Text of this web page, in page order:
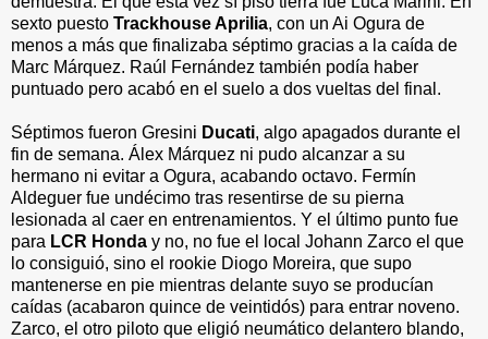
sexto puesto Trackhouse Aprilia, con un Ai Ogura de
menos a más que finalizaba séptimo gracias a la caída de
Marc Márquez. Raúl Fernández también podía haber
puntuado pero acabó en el suelo a dos vueltas del final.
Séptimos fueron Gresini Ducati, algo apagados durante el
fin de semana. Álex Márquez ni pudo alcanzar a su
hermano ni evitar a Ogura, acabando octavo. Fermín
Aldeguer fue undécimo tras resentirse de su pierna
lesionada al caer en entrenamientos. Y el último punto fue
para LCR Honda y no, no fue el local Johann Zarco el que
lo consiguió, sino el rookie Diogo Moreira, que supo
mantenerse en pie mientras delante suyo se producían
caídas (acabaron quince de veintidós) para entrar noveno.
Zarco, el otro piloto que eligió neumático delantero blando,